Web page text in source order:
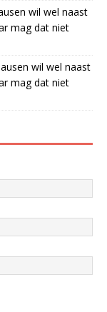
wil wel naast
mag dat niet
wil wel naast
mag dat niet